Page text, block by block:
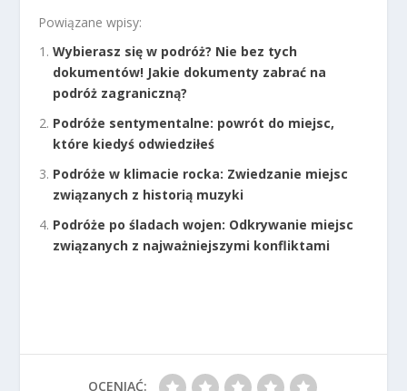
Powiązane wpisy:
Wybierasz się w podróż? Nie bez tych
dokumentów! Jakie dokumenty zabrać na
podróż zagraniczną?
Podróże sentymentalne: powrót do miejsc,
które kiedyś odwiedziłeś
Podróże w klimacie rocka: Zwiedzanie miejsc
związanych z historią muzyki
Podróże po śladach wojen: Odkrywanie miejsc
związanych z najważniejszymi konfliktami
OCENIAĆ: